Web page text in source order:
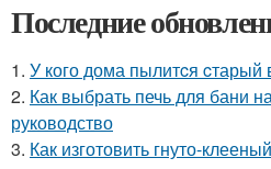
Последние
1. У кого дома пылитcя cтарый
2. Как выбрать печь для бани
руководство
3. Как изготовить гнуто-